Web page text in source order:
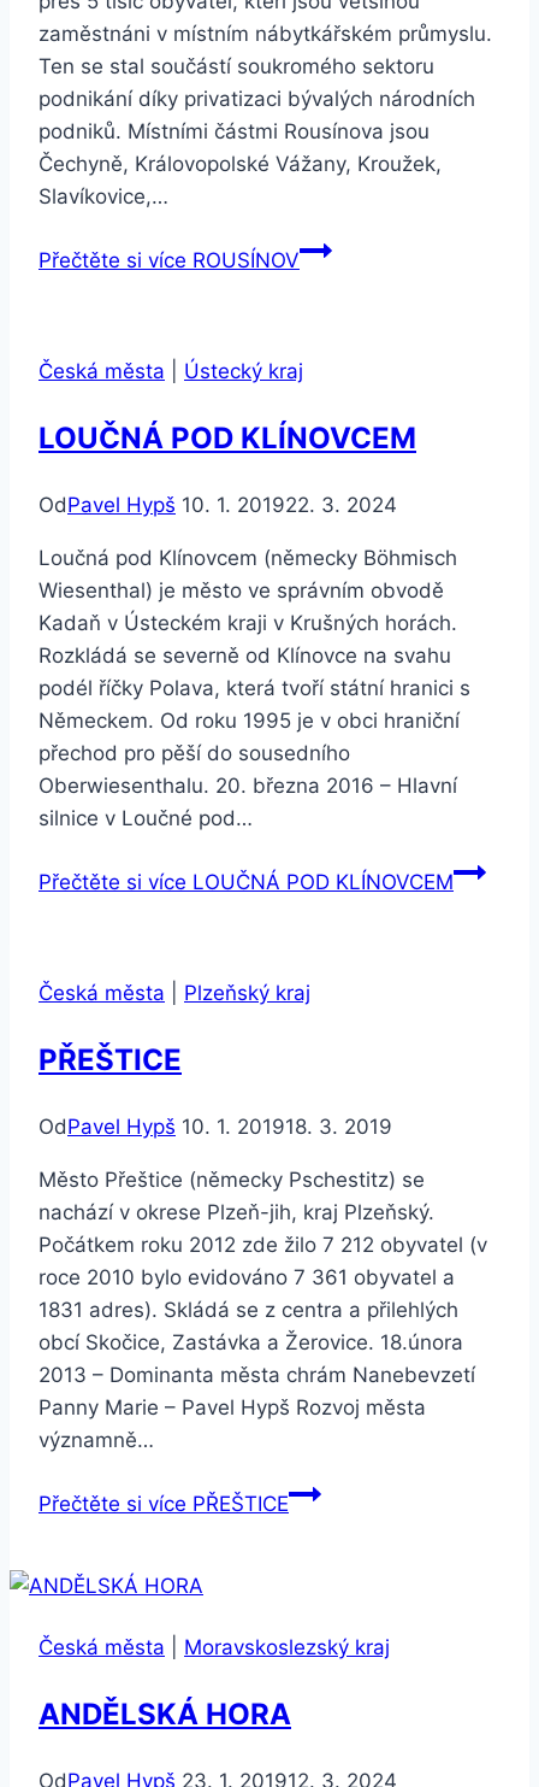
zaměstnáni v místním nábytkářském průmyslu.
Ten se stal součástí soukromého sektoru
podnikání díky privatizaci bývalých národních
podniků. Místními částmi Rousínova jsou
Čechyně, Královopolské Vážany, Kroužek,
Slavíkovice,…
Přečtěte si více ROUSÍNOV
Česká města Ústecký kraj
LOUČNÁ POD KLÍNOVCEM
OdPavel Hypš 10. 1. 201922. 3. 2024
Loučná pod Klínovcem (německy Böhmisch
Wiesenthal) je město ve správním obvodě
Kadaň v Ústeckém kraji v Krušných horách.
Rozkládá se severně od Klínovce na svahu
podél říčky Polava, která tvoří státní hranici s
Německem. Od roku 1995 je v obci hraniční
přechod pro pěší do sousedního
Oberwiesenthalu. 20. března 2016 – Hlavní
silnice v Loučné pod…
Přečtěte si více LOUČNÁ POD KLÍNOVCEM
Česká města Plzeňský kraj
PŘEŠTICE
OdPavel Hypš 10. 1. 201918. 3. 2019
Město Přeštice (německy Pschestitz) se
nachází v okrese Plzeň-jih, kraj Plzeňský.
Počátkem roku 2012 zde žilo 7 212 obyvatel (v
roce 2010 bylo evidováno 7 361 obyvatel a
1831 adres). Skládá se z centra a přilehlých
obcí Skočice, Zastávka a Žerovice. 18.února
2013 – Dominanta města chrám Nanebevzetí
Panny Marie – Pavel Hypš Rozvoj města
významně…
Přečtěte si více PŘEŠTICE
Česká města Moravskoslezský kraj
ANDĚLSKÁ HORA
OdPavel Hypš 23. 1. 201912. 3. 2024